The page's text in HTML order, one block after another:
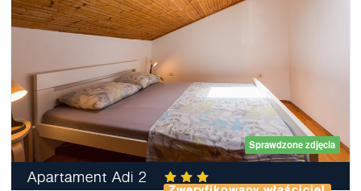
Sprawdzone zdjęcia
Apartament Adi 2